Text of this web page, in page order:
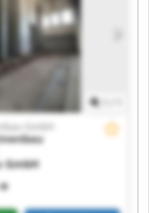
GmbH Huckle
Huckle Maschinenbau
GmbH Huckle
Huckle Maschinenbau
GmbH Huckle
GmbH
GmbH